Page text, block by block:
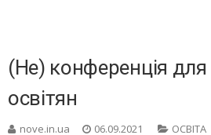
(Не) конференція
освітян
nove.in.ua 06.09.2021 ОСВІТА